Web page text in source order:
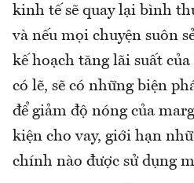
kinh tế sẽ quay lại bình
và nếu mọi chuyện suôn
kế hoạch tăng lãi suất
có lẽ, sẽ có những biện
để giảm độ nóng của
kiện cho vay, giới hạn
chính nào được sử dụng